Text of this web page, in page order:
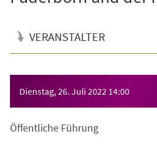
VERANSTALTER
Dienstag, 26. Juli 2022 14:00
Öffentliche Führung